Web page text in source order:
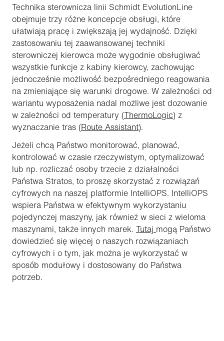
Technika sterownicza linii Schmidt EvolutionLine
obejmuje trzy różne koncepcje obsługi, które
ułatwiają pracę i zwiększają jej wydajność. Dzięki
zastosowaniu tej zaawansowanej techniki
sterowniczej kierowca może wygodnie obsługiwać
wszystkie funkcje z kabiny kierowcy, zachowując
jednocześnie możliwość bezpośredniego reagowania
na zmieniające się warunki drogowe. W zależności od
wariantu wyposażenia nadal możliwe jest dozowanie
w zależności od temperatury (ThermoLogic) z
wyznaczanie tras (Route Assistant).
Jeżeli chcą Państwo monitorować, planować,
kontrolować w czasie rzeczywistym, optymalizować
lub np. rozliczać osoby trzecie z działalności
Państwa Stratos, to proszę skorzystać z rozwiązań
cyfrowych na naszej platformie IntelliOPS. IntelliOPS
wspiera Państwa w efektywnym wykorzystaniu
pojedynczej maszyny, jak również w sieci z wieloma
maszynami, także innych marek. Tutaj mogą Państwo
dowiedzieć się więcej o naszych rozwiązaniach
cyfrowych i o tym, jak można je wykorzystać w
sposób modułowy i dostosowany do Państwa
potrzeb.